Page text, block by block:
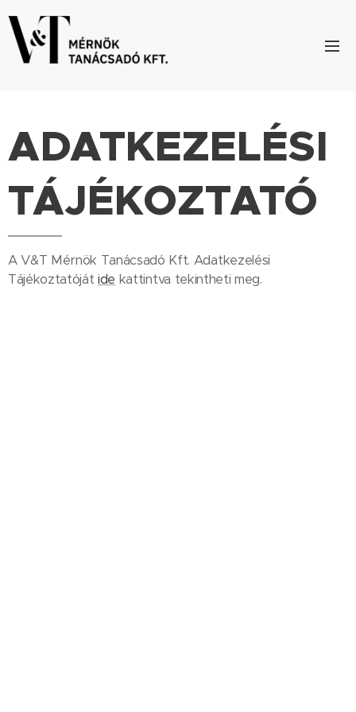
ADATKEZELÉSI
TÁJÉKOZTATÓ
A V&T Mérnök Tanácsadó Kft. Adatkezelési
Tájékoztatójátide kattintva tekintheti meg.